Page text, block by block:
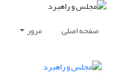
صفحه اصلی مرور